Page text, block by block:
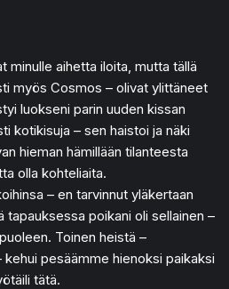
minulle aihetta iloita, mutta tällä
myös Cosmos – olivat ylittäneet
luokseni parin uuden kissan
kotikisuja – sen haistoi ja näki
hieman hämillään tilanteesta
olla kohteliaita.
– en tarvinnut yläkertaan
tapauksessa poikani oli sellainen –
Toinen heistä –
pesäämme hienoksi paikaksi
tätä.